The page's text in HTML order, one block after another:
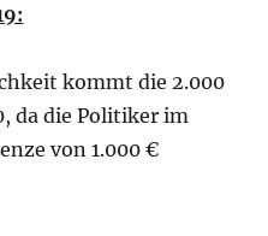
kommt die 2.000
da die Politiker im
von 1.000 €